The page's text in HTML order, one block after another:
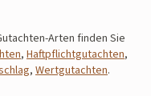
Arten finden Sie
, Haftpflichtgutachten,
, Wertgutachten.